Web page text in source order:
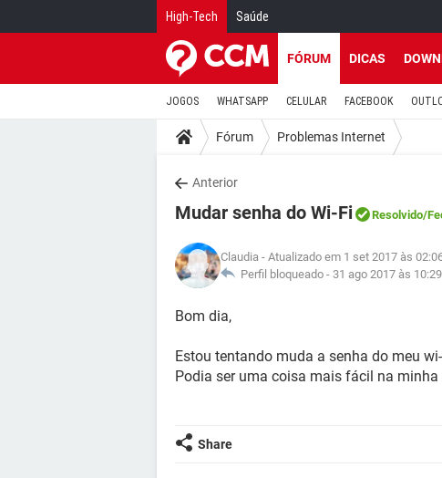
High-Tech Saúde
FÓRUM DICAS
JOGOS WHATSAPP CELULAR FACEBOOK
Fórum Problemas Internet
Anterior
Mudar senha do Wi-Fi Resolvido/
Claudia - Atualizado em 1 set 2017 às
Perfil bloqueado - 31 ago 2017 às 10:29
Bom dia,
Estou tentando muda a senha do meu
Podia ser uma coisa mais fácil na
Share